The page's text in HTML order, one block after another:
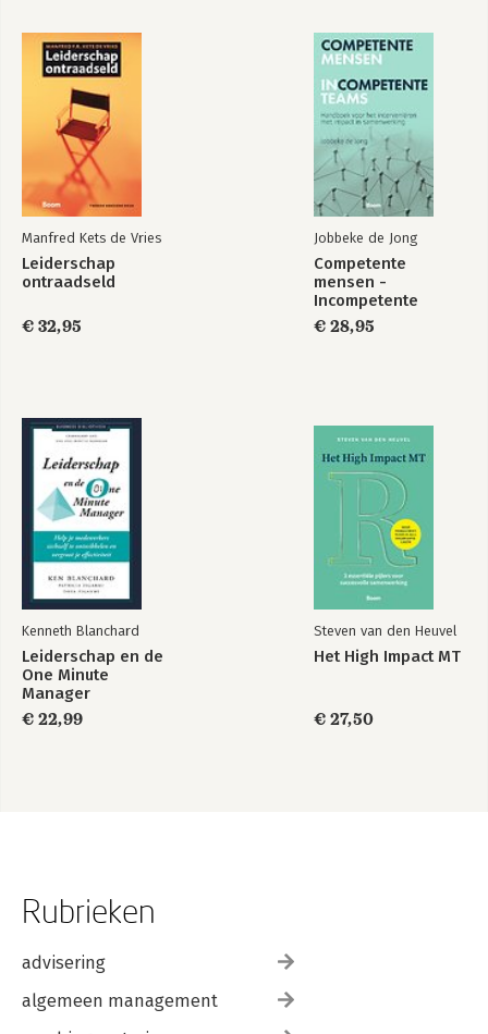
Manfred Kets de Vries
Leiderschap
ontraadseld
€ 32,95
Jobbeke de Jong
Competente
mensen -
Incompetente
teams
€ 28,95
Kenneth Blanchard
Leiderschap en de
One Minute
Manager
€ 22,99
Steven van den Heuvel
Het High Impact MT
€ 27,50
Rubrieken
advisering
algemeen management